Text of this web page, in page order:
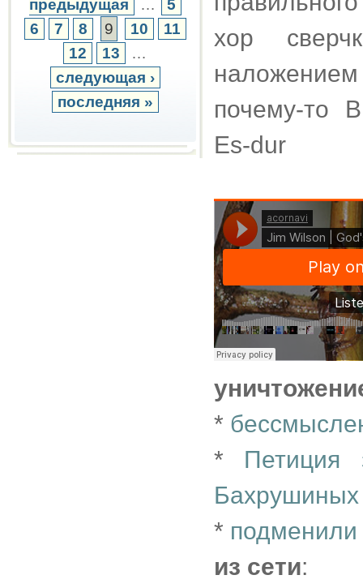
предыдущая …
5
6
7 8 9 10
11
12
13
…
следующая ›
последняя »
хор
почему-то
Es-dur
*
* Петиция
Бахрушиных
*
из сети: